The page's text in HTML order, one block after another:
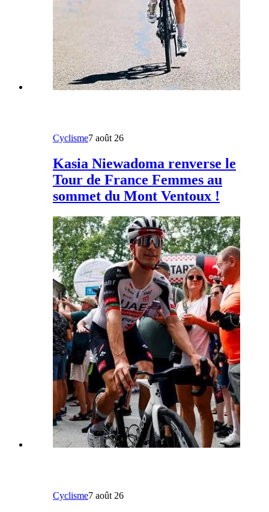
Cyclisme7 août 26
Kasia Niewadoma renverse le
Tour de France Femmes au
sommet du Mont Ventoux !
Cyclisme7 août 26